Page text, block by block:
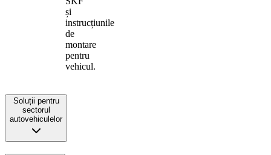
și
instrucțiunile
de
montare
pentru
vehicul.
Soluții pentru
sectorul
autovehiculelor